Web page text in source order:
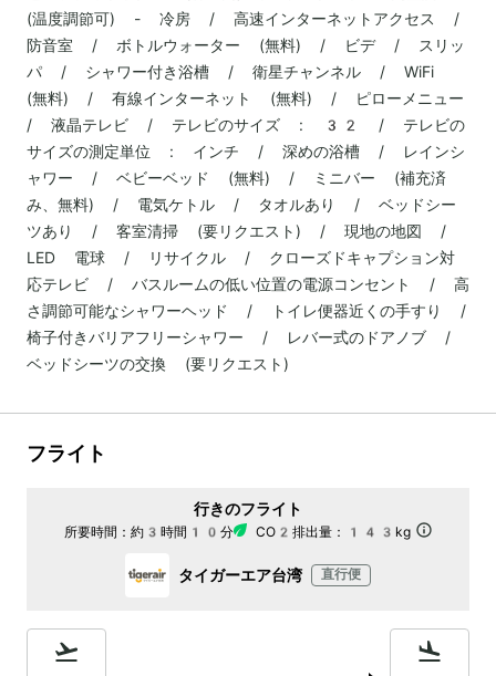
(温度調節可) - 冷房 / 高速インターネットアクセス /
防音室 / ボトルウォーター (無料) / ビデ / スリッ
パ / シャワー付き浴槽 / 衛星チャンネル / WiFi
(無料) / 有線インターネット (無料) / ピローメニュー
/ 液晶テレビ / テレビのサイズ : 32 / テレビの
サイズの測定単位 : インチ / 深めの浴槽 / レインシ
ャワー / ベビーベッド (無料) / ミニバー (補充済
み、無料) / 電気ケトル / タオルあり / ベッドシー
ツあり / 客室清掃 (要リクエスト) / 現地の地図 /
LED 電球 / リサイクル / クローズドキャプション対
応テレビ / バスルームの低い位置の電源コンセント / 高
さ調節可能なシャワーヘッド / トイレ便器近くの手すり /
椅子付きバリアフリーシャワー / レバー式のドアノブ /
ベッドシーツの交換 (要リクエスト)
フライト
行きのフライト
所要時間： 約3時間10分 CO2排出量： 143kg
タイガーエア台湾 直行便